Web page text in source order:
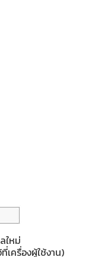
ใหม่
เครื่องผู้ใช้งาน)